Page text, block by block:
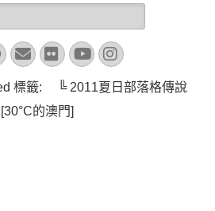
EmailFlickrYouTube
Instagram
標籤:
╚ 2011夏日部落格傳說
[30°C的澳門]